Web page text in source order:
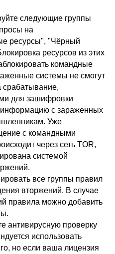
следующие группы
на
ресурсы", "Чёрный
ресурсов из этих
командные
системы не смогут
срабатывание,
для зашифровки
с зараженных
Уже
с командными
через сеть TOR,
системой
все группы правил
вторжений. В случае
правила можно добавить
антивирусную проверку
использовать
но если ваша лицензия